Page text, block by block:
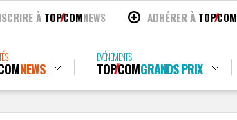
À TOPCOMNEWS ADHÉRER À TOPCOM
NEWS
ÉVÉNEMENTS
TOPCOMGRANDS PRIX